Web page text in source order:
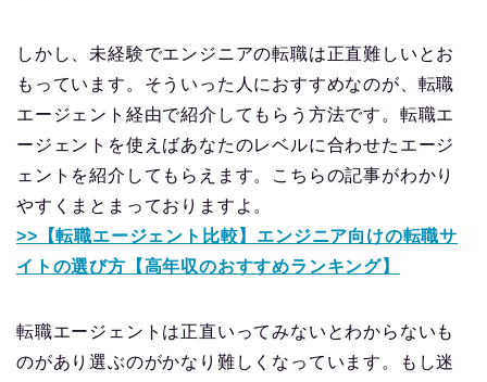
しかし、未経験でエンジニアの転職は正直難しいとお
もっています。そういった人におすすめなのが、転職
エージェント経由で紹介してもらう方法です。転職エ
ージェントを使えばあなたのレベルに合わせたエージ
ェントを紹介してもらえます。こちらの記事がわかり
やすくまとまっておりますよ。
>>【転職エージェント比較】エンジニア向けの転職サ
イトの選び方【高年収のおすすめランキング】
転職エージェントは正直いってみないとわからないも
のがあり選ぶのがかなり難しくなっています。もし迷